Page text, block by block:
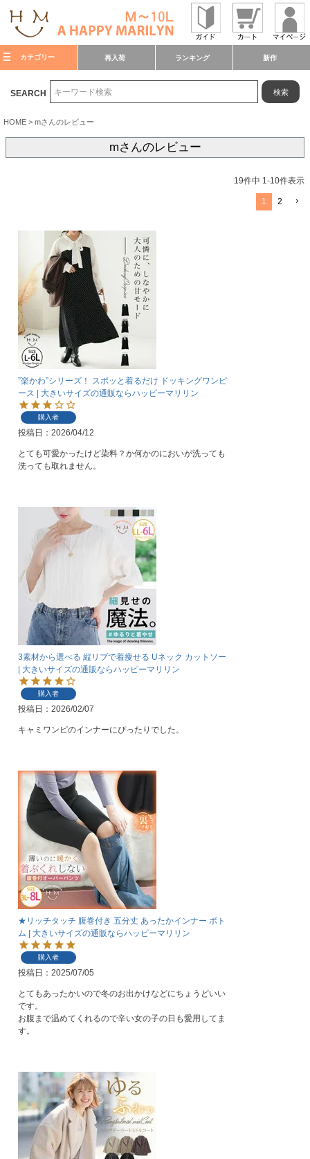
カテゴリー 再入荷 ランキング 新作
SEARCH 検索
HOME mさんのレビュー
mさんのレビュー
19件中 1-10件表示
1 2
”楽かわ”シリーズ！ スポッと着るだけ ドッキングワンピ
ース | 大きいサイズの通販ならハッピーマリリン
購入者
投稿日 2026/04/12
とても可愛かったけど染料？か何かのにおいが洗っても
洗っても取れません。
3素材から選べる 縦リブで着痩せる Uネック カットソー
| 大きいサイズの通販ならハッピーマリリン
購入者
投稿日 2026/02/07
キャミワンピのインナーにぴったりでした。
★リッチタッチ 腹巻付き 五分丈 あったかインナー ボト
ム | 大きいサイズの通販ならハッピーマリリン
購入者
投稿日 2025/07/05
とてもあったかいので冬のお出かけなどにちょうどいい
です。
お腹まで温めてくれるので辛い女の子の日も愛用してま
す。